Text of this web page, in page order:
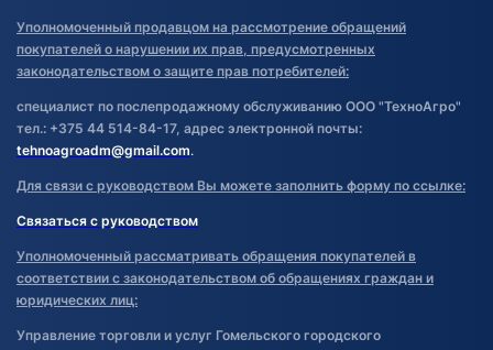
Уполномоченный продавцом на рассмотрение обращений
покупателей о нарушении их прав, предусмотренных
законодательством о защите прав потребителей:
специалист по послепродажному обслуживанию ООО "ТехноАгро"
тел.: +375 44 514-84-17, адрес электронной почты:
tehnoagroadm@gmail.com.
Для связи с руководством Вы можете заполнить форму по ссылке:
Связаться с руководством
Уполномоченный рассматривать обращения покупателей в
соответствии с законодательством об обращениях граждан и
юридических лиц:
Управление торговли и услуг Гомельского городского